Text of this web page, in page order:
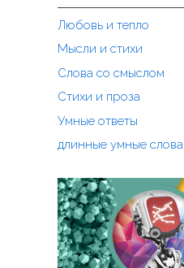
Любовь и тепло
Мысли и стихи
Слова со смыслом
Стихи и проза
Умные ответы
длинные умные слова